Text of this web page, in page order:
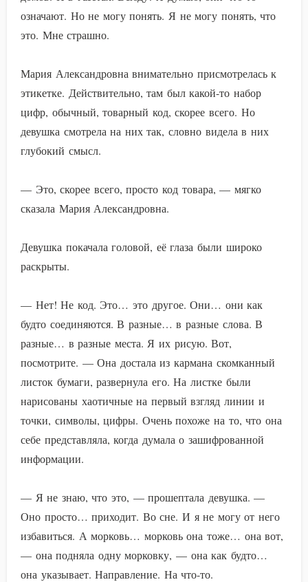
означают. Но не могу понять. Я не могу понять, что
это. Мне страшно.
Мария Александровна внимательно присмотрелась к
этикетке. Действительно, там был какой-то набор
цифр, обычный, товарный код, скорее всего. Но
девушка смотрела на них так, словно видела в них
глубокий смысл.
— Это, скорее всего, просто код товара, — мягко
сказала Мария Александровна.
Девушка покачала головой, её глаза были широко
раскрыты.
— Нет! Не код. Это… это другое. Они… они как
будто соединяются. В разные… в разные слова. В
разные… в разные места. Я их рисую. Вот,
посмотрите. — Она достала из кармана скомканный
листок бумаги, развернула его. На листке были
нарисованы хаотичные на первый взгляд линии и
точки, символы, цифры. Очень похоже на то, что она
себе представляла, когда думала о зашифрованной
информации.
— Я не знаю, что это, — прошептала девушка. —
Оно просто… приходит. Во сне. И я не могу от него
избавиться. А морковь… морковь она тоже… она вот,
— она подняла одну морковку, — она как будто…
она указывает. Направление. На что-то.